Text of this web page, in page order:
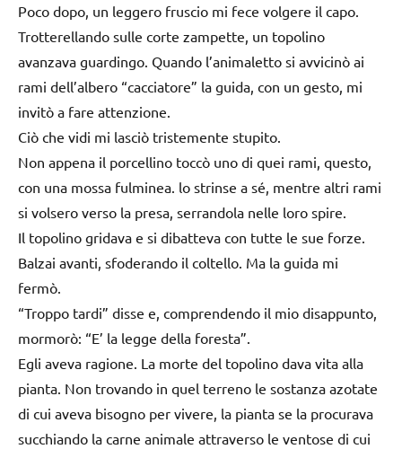
Poco dopo, un leggero fruscio mi fece volgere il capo.
Trotterellando sulle corte zampette, un topolino
avanzava guardingo. Quando l’animaletto si avvicinò ai
rami dell’albero “cacciatore” la guida, con un gesto, mi
invitò a fare attenzione.
Ciò che vidi mi lasciò tristemente stupito.
Non appena il porcellino toccò uno di quei rami, questo,
con una mossa fulminea. lo strinse a sé, mentre altri rami
si volsero verso la presa, serrandola nelle loro spire.
Il topolino gridava e si dibatteva con tutte le sue forze.
Balzai avanti, sfoderando il coltello. Ma la guida mi
fermò.
“Troppo tardi” disse e, comprendendo il mio disappunto,
mormorò: “E’ la legge della foresta”.
Egli aveva ragione. La morte del topolino dava vita alla
pianta. Non trovando in quel terreno le sostanza azotate
di cui aveva bisogno per vivere, la pianta se la procurava
succhiando la carne animale attraverso le ventose di cui